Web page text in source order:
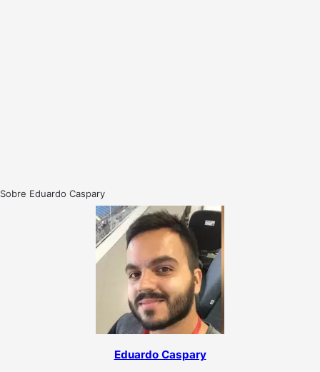
Sobre Eduardo Caspary
Eduardo Caspary